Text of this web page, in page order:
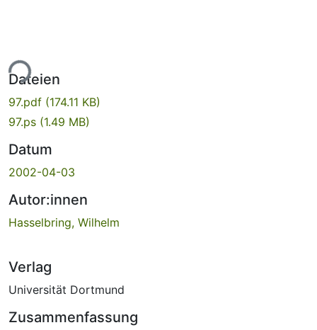
Dateien
97.pdf (174.11 KB)
97.ps (1.49 MB)
Datum
2002-04-03
Autor:innen
Hasselbring, Wilhelm
Verlag
Universität Dortmund
Zusammenfassung